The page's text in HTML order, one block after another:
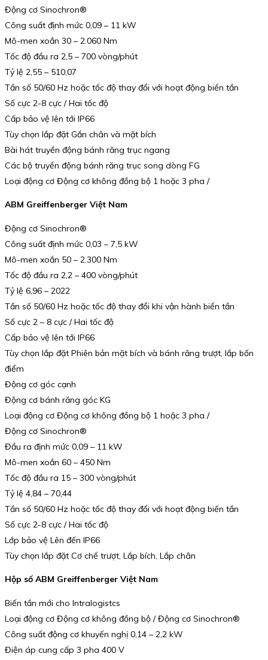
Động cơ Sinochron®
Công suất định mức 0,09 – 11 kW
Mô-men xoắn 30 – 2.060 Nm
Tốc độ đầu ra 2,5 – 700 vòng/phút
Tỷ lệ 2,55 – 510,07
Tần số 50/60 Hz hoặc tốc độ thay đổi với hoạt động biến tần
Số cực 2-8 cực / Hai tốc độ
Cấp bảo vệ lên tới IP66
Tùy chọn lắp đặt Gắn chân và mặt bích
Bài hát truyền động bánh răng trục ngang
Các bộ truyền động bánh răng trục song dòng FG
Loại động cơ Động cơ không đồng bộ 1 hoặc 3 pha /
ABM Greiffenberger Việt Nam
Động cơ Sinochron®
Công suất định mức 0,03 – 7,5 kW
Mô-men xoắn 50 – 2.300 Nm
Tốc độ đầu ra 2,2 – 400 vòng/phút
Tỷ lệ 6,96 – 2022
Tần số 50/60 Hz hoặc tốc độ thay đổi khi vận hành biến tần
Số cực 2 – 8 cực / Hai tốc độ
Cấp bảo vệ lên tới IP66
Tùy chọn lắp đặt Phiên bản mặt bích và bánh răng trượt, lắp bốn
điểm
Động cơ góc cạnh
Động cơ bánh răng góc KG
Loại động cơ Động cơ không đồng bộ 1 hoặc 3 pha /
Động cơ Sinochron®
Đầu ra định mức 0,09 – 11 kW
Mô-men xoắn 60 – 450 Nm
Tốc độ đầu ra 15 – 300 vòng/phút
Tỷ lệ 4,84 – 70,44
Tần số 50/60 Hz hoặc tốc độ thay đổi với hoạt động biến tần
Số cực 2-8 cực / Hai tốc độ
Lớp bảo vệ Lên đến IP66
Tùy chọn lắp đặt Cơ chế trượt, Lắp bích, Lắp chân
Hộp số ABM Greiffenberger Việt Nam
Biến tần mới cho Intralogistcs
Loại động cơ Động cơ không đồng bộ / Động cơ Sinochron®
Công suất động cơ khuyến nghị 0,14 – 2,2 kW
Điện áp cung cấp 3 pha 400 V